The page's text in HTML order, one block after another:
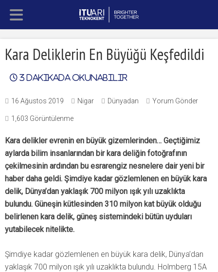
Kara Deliklerin En Büyüğü Keşfedildi
3 dakikada okunabilir
16 Ağustos 2019 Nigar Dünyadan Yorum Gönder
1,603 Görüntülenme
Kara delikler evrenin en büyük gizemlerinden… Geçtiğimiz
aylarda bilim insanlarından bir kara deliğin fotoğrafının
çekilmesinin ardından bu esrarengiz nesnelere dair yeni bir
haber daha geldi. Şimdiye kadar gözlemlenen en büyük kara
delik, Dünya’dan yaklaşık 700 milyon ışık yılı uzaklıkta
bulundu. Güneşin kütlesinden 310 milyon kat büyük olduğu
belirlenen kara delik, güneş sistemindeki bütün uyduları
yutabilecek nitelikte.
Şimdiye kadar gözlemlenen en büyük kara delik, Dünya’dan
yaklaşık 700 milyon ışık yılı uzaklıkta bulundu. Holmberg 15A